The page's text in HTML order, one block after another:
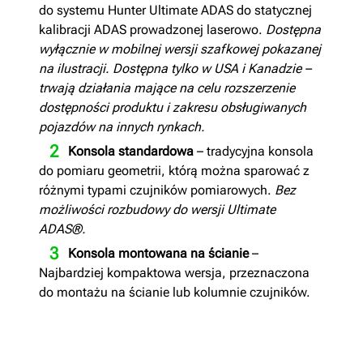
do systemu Hunter Ultimate ADAS do statycznej
kalibracji ADAS prowadzonej laserowo. Dostępna
wyłącznie w mobilnej wersji szafkowej pokazanej
na ilustracji. Dostępna tylko w USA i Kanadzie –
trwają działania mające na celu rozszerzenie
dostępności produktu i zakresu obsługiwanych
pojazdów na innych rynkach.
Konsola standardowa – tradycyjna konsola
do pomiaru geometrii, którą można sparować z
różnymi typami czujników pomiarowych. Bez
możliwości rozbudowy do wersji Ultimate
ADAS®.
Konsola montowana na ścianie–
Najbardziej kompaktowa wersja, przeznaczona
do montażu na ścianie lub kolumnie czujników.